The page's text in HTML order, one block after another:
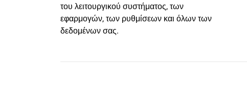
του λειτουργικού συστήματος, των
εφαρμογών, των ρυθμίσεων και όλων των
δεδομένων σας.